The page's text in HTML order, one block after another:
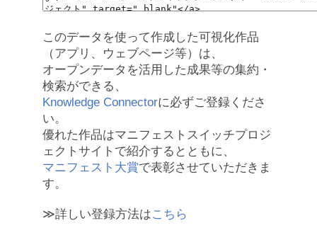
このデータを使って作成した可視化作品
（アプリ、ウェブページ等）は、
オープンデータを活用した成果等の集約・
検索ができる、
Knowledge Connectorに必ずご登録くださ
い。
優れた作品はマニフェストスイッチプロジ
ェクトサイトで紹介するとともに、
マニフェスト大賞で表彰させていただきま
す。
≫詳しい登録方法はこちら